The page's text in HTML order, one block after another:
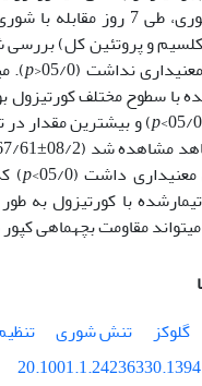
مقابله با شوری
نداشت (05/0<
p
).
سطوح مختلف کورتیزول بود (40/1±04/73)
p) و بیشترین مقدار در تیمار 2 و 3
شد (08/2±67/61) (05/0>
داشت (05/0>
p
با کورتیزول به طور
مقاومت بچه­ماهی
گلوکز تنش شوری